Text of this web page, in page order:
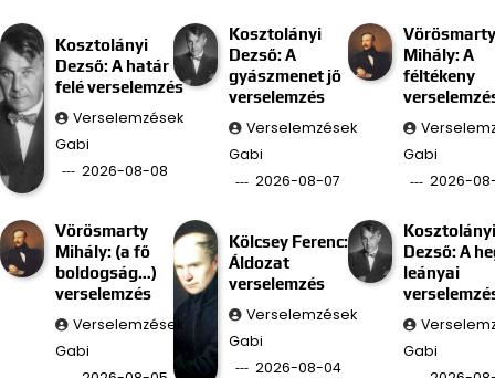
Kosztolányi
Dezső: A határ
felé verselemzés
Verselemzések
Gabi
2026-08-08
Kosztolányi
Dezső: A
gyászmenet jő
verselemzés
Verselemzések
Gabi
2026-08-07
Vörösmarty
Mihály: A
féltékeny
Gabi
2026-
Vörösmarty
Mihály: (a fő
boldogság…)
verselemzés
Verselemzések
Gabi
Kölcsey Ferenc:
Áldozat
verselemzés
Verselemzések
Gabi
2026-08-04
Kosztolányi
Dezső: A
leányai
Gabi